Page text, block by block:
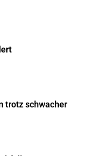
trotz schwacher